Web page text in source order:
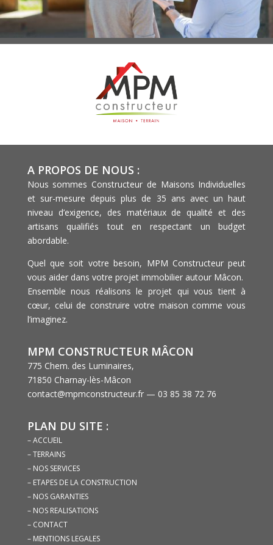
A PROPOS DE NOUS :
Nous sommes Constructeur de Maisons Individuelles
et sur-mesure depuis plus de 35 ans avec un haut
niveau d’exigence, des matériaux de qualité et des
artisans qualifiés tout en respectant un budget
abordable.
Quel que soit votre besoin, MPM Constructeur peut
vous aider dans votre projet immobilier autour Mâcon.
Ensemble nous réalisons le projet qui vous tient à
cœur, celui de construire votre maison comme vous
l’imaginez.
MPM CONSTRUCTEUR MÂCON
775 Chem. des Luminaires,
71850 Charnay-lès-Mâcon
contact@mpmconstructeur.fr — 03 85 38 72 76
PLAN DU SITE :
– ACCUEIL
– TERRAINS
– NOS SERVICES
– ETAPES DE LA CONSTRUCTION
– NOS GARANTIES
– NOS REALISATIONS
– CONTACT
– MENTIONS LEGALES